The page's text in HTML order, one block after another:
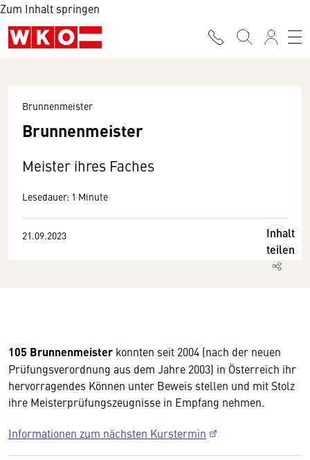
Zum Inhalt springen
Brunnenmeister
Brunnenmeister
Meister ihres Faches
Lesedauer: 1 Minute
21.09.2023
Inhalt
teilen
105 Brunnenmeister konnten seit 2004 (nach der neuen
Prüfungsverordnung aus dem Jahre 2003) in Österreich ihr
hervorragendes Können unter Beweis stellen und mit Stolz
ihre Meisterprüfungszeugnisse in Empfang nehmen.
Informationen zum nächsten Kurstermin